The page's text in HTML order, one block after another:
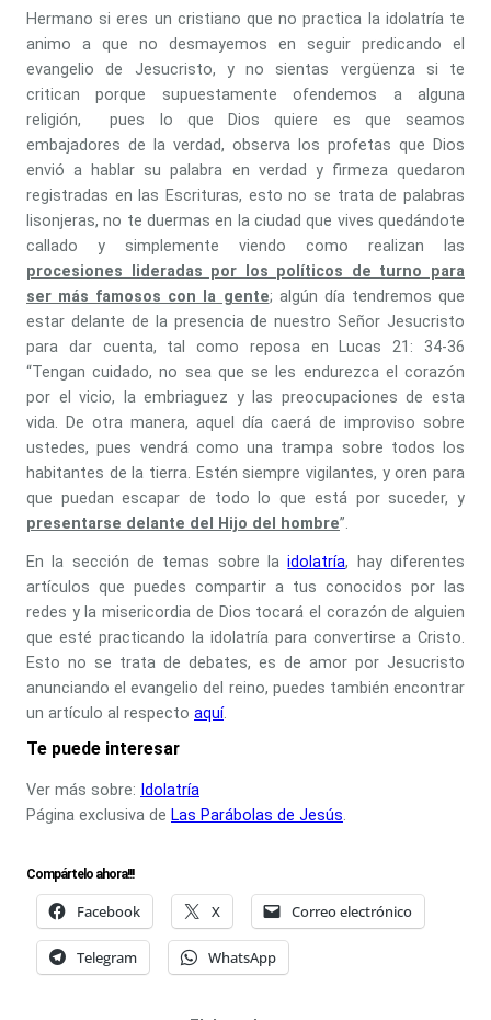
Hermano si eres un cristiano que no practica la idolatría te
animo a que no desmayemos en seguir predicando el
evangelio de Jesucristo, y no sientas vergüenza si te
critican porque supuestamente ofendemos a alguna
religión, pues lo que Dios quiere es que seamos
embajadores de la verdad, observa los profetas que Dios
envió a hablar su palabra en verdad y firmeza quedaron
registradas en las Escrituras, esto no se trata de palabras
lisonjeras, no te duermas en la ciudad que vives quedándote
callado y simplemente viendo como realizan las
procesiones lideradas por los políticos de turno para
ser más famosos con la gente; algún día tendremos que
estar delante de la presencia de nuestro Señor Jesucristo
para dar cuenta, tal como reposa en Lucas 21: 34-36
“Tengan cuidado, no sea que se les endurezca el corazón
por el vicio, la embriaguez y las preocupaciones de esta
vida. De otra manera, aquel día caerá de improviso sobre
ustedes, pues vendrá como una trampa sobre todos los
habitantes de la tierra. Estén siempre vigilantes, y oren para
que puedan escapar de todo lo que está por suceder, y
presentarse delante del Hijo del hombre”.
En la sección de temas sobre laidolatría, hay diferentes
artículos que puedes compartir a tus conocidos por las
redes y la misericordia de Dios tocará el corazón de alguien
que esté practicando la idolatría para convertirse a Cristo.
Esto no se trata de debates, es de amor por Jesucristo
anunciando el evangelio del reino, puedes también encontrar
un artículo al respecto aquí.
Te puede interesar
Ver más sobre: Idolatría
Página exclusiva de Las Parábolas de Jesús.
Compártelo ahora!!!
Facebook X Correo electrónico
Telegram WhatsApp